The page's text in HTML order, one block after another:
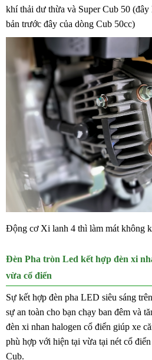
khí thải dư thừa và Super Cub 50
bản trước đây của dòng Cub 50cc)
Động cơ Xi lanh 4 thì làm mát không
Đèn Pha tròn Led kết hợp đèn xi
vừa cổ điển
Sự kết hợp đèn pha LED siêu sáng
sự an toàn cho bạn chạy ban đêm và
đèn xi nhan halogen cổ điển giúp xe
phù hợp với hiện tại vừa tại nét cổ
Cub.